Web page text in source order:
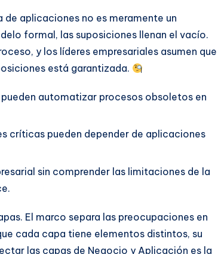
aplicaciones no es meramente un
formal, las suposiciones llenan el vacío.
y los líderes empresariales asumen que
está garantizada.
pueden automatizar procesos obsoletos en
críticas pueden depender de aplicaciones
sin comprender las limitaciones de la
El marco separa las preocupaciones en
cada capa tiene elementos distintos, su
las capas de Negocio y Aplicación es la